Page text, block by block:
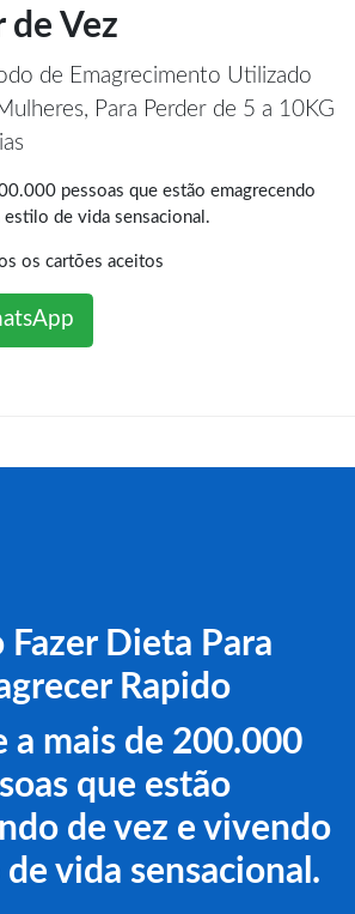
de Vez
de Emagrecimento Utilizado
Para Perder de 5 a 10KG
pessoas que estão emagrecendo
de vida sensacional.
os cartões aceitos
Fazer Dieta Para
Rapido
a mais de 200.000
que estão
de vez e vivendo
vida sensacional.